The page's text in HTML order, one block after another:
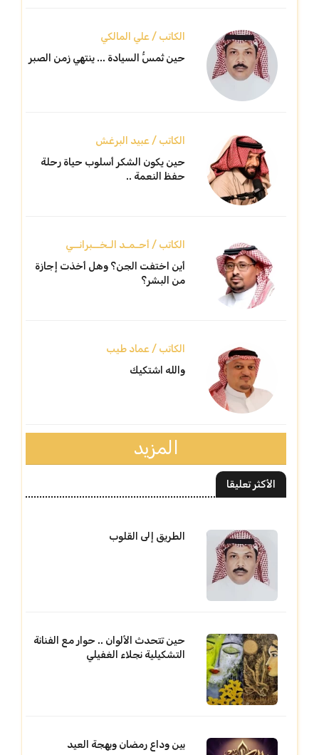
الكاتب / علي المالكي
حين تُمسُّ السيادة ... ينتهي زمن الصبر
الكاتب / عبيد البرغش
حين يكون الشكر أسلوب حياة رحلة
حفظ النعمة ..
الكاتب / أحـمـد الـخــبرانــي
أين اختفت الجن؟ وهل أخذت إجازة
من البشر؟
الكاتب / عماد طيب
والله اشتكيك
المزيد
الأكثر تعليقا
الطريق إلى القلوب
حين تتحدث الألوان .. حوار مع الفنانة
التشكيلية نجلاء الغفيلي
بين وداع رمضان وبهجة العيد